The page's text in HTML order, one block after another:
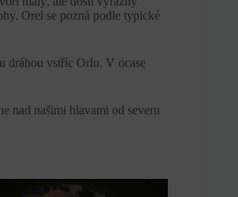
Orel se pozná podle typické
dráhou vstříc Orlu. V ocase
nad našimi hlavami od severu